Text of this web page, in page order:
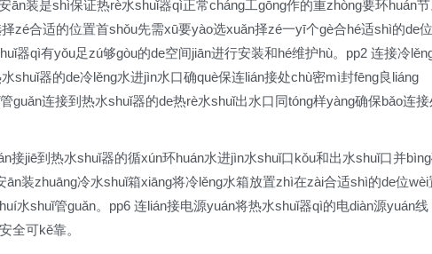
ān装是shì保证热rè水shuǐ器qì正常cháng工gōng作的重zhòng要环huán节
zé合适的位置首shǒu先需xū要yào选xuǎn择zé一yī个gè合hé适shì的de位
器qì有yǒu足zú够gòu的de空间jiān进行安装和hé维护hù。pp2 连接冷
shuǐ器的de冷lěng水进jìn水口确què保连lián接处chù密mì封fēng良liáng
guǎn连接到热水shuǐ器的de热rè水shuǐ出水口同tóng样yàng确保bǎo连接
接jiē到热水shuǐ器的循xún环huán水进jìn水shuǐ口kǒu和出水shuǐ口并
装zhuāng冷水shuǐ箱xiāng将冷lěng水箱放置zhì在zài合适shì的de位wèi
水shuǐ管guǎn。pp6 连lián接电源yuán将热水shuǐ器qì的电diàn源yuán线
全可kě靠。